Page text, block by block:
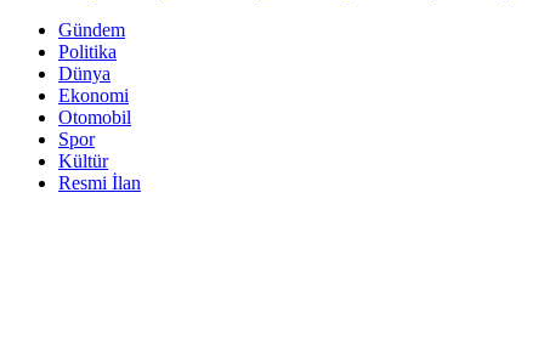
Gündem
Politika
Dünya
Ekonomi
Otomobil
Spor
Kültür
Resmi İlan